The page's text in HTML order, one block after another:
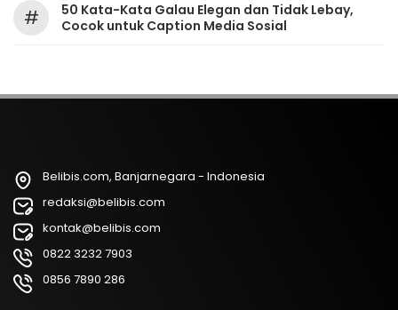
#
50 Kata-Kata Galau Elegan dan Tidak Lebay,
Cocok untuk Caption Media Sosial
Belibis.com, Banjarnegara - Indonesia
redaksi@belibis.com
kontak@belibis.com
0822 3232 7903
0856 7890 286